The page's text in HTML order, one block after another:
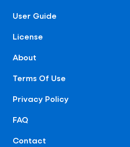
User Guide
License
About
Terms Of Use
Privacy Policy
FAQ
Contact